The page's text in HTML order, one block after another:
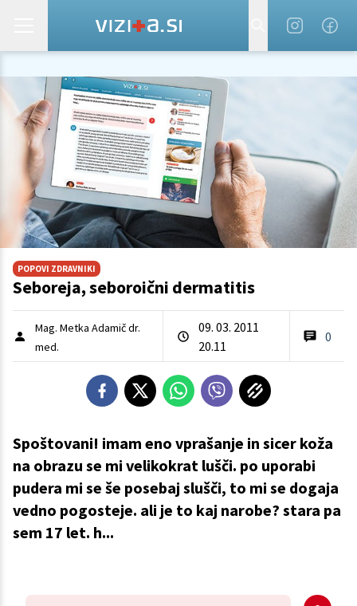
POPOVI ZDRAVNIKI
Seboreja, seboroični dermatitis
Mag. Metka Adamič dr.
med.
09. 03. 2011
20.11
0
Spoštovani! imam eno vprašanje in sicer koža
na obrazu se mi velikokrat lušči. po uporabi
pudera mi se še posebaj slušči, to mi se dogaja
vedno pogosteje. ali je to kaj narobe? stara pa
sem 17 let. h...